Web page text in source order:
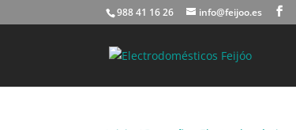
988 41 16 26 info@feijoo.es